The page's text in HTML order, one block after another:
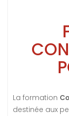
La formation
destinée aux